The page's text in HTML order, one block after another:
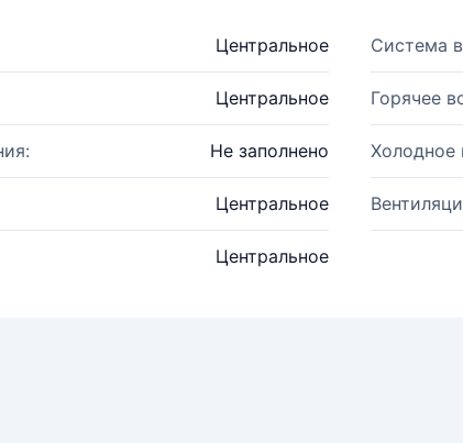
Центральное Система
Центральное Горячее
Не заполнено Холодное
Центральное
Центральное